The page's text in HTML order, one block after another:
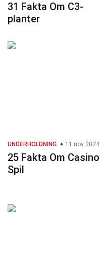
31 Fakta Om C3-
planter
UNDERHOLDNING 11 nov 2024
25 Fakta Om Casino
Spil